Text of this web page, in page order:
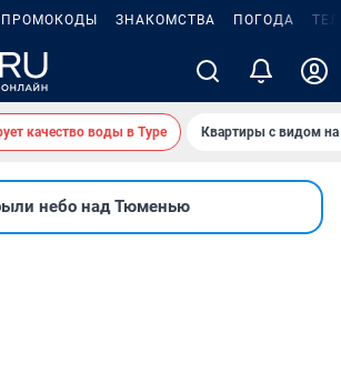
ПРОМОКОДЫ ЗНАКОМСТВА ПОГОДА
качество воды в Туре Квартиры с видом на
небо над Тюменью